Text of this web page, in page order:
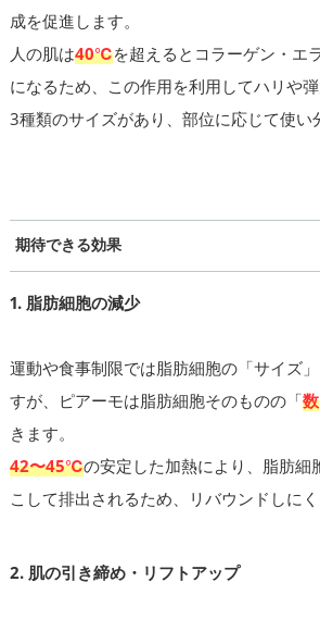
成を促進します。
人の肌は40℃を超えるとコラーゲン・エ
になるため、この作用を利用してハリや弾
3種類のサイズがあり、部位に応じて使い
期待できる効果
1. 脂肪細胞の減少
運動や食事制限では脂肪細胞の「サイズ
すが、ピアーモは脂肪細胞そのものの「数
きます。
42〜45℃の安定した加熱により、脂肪細
こして排出されるため、リバウンドしにく
2. 肌の引き締め・リフトアップ